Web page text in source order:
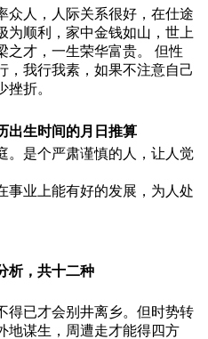
众人，人际关系很好，在仕途
为顺利，家中金钱如山，世上
之才，一生荣华富贵。 但性
，我行我素，如果不注意自己
折。
出生时间的月日推算
。是个严肃谨慎的人，让人觉
事业上能有好的发展，为人处
析，共十二种
得已才会别井离乡。但时势转
地谋生，周遭走才能得四方